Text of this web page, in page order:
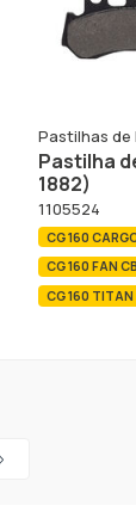
Pastilhas de
Pastilha
1882)
1105524
CG 160
CG 160 FAN
CG 160 TITAN